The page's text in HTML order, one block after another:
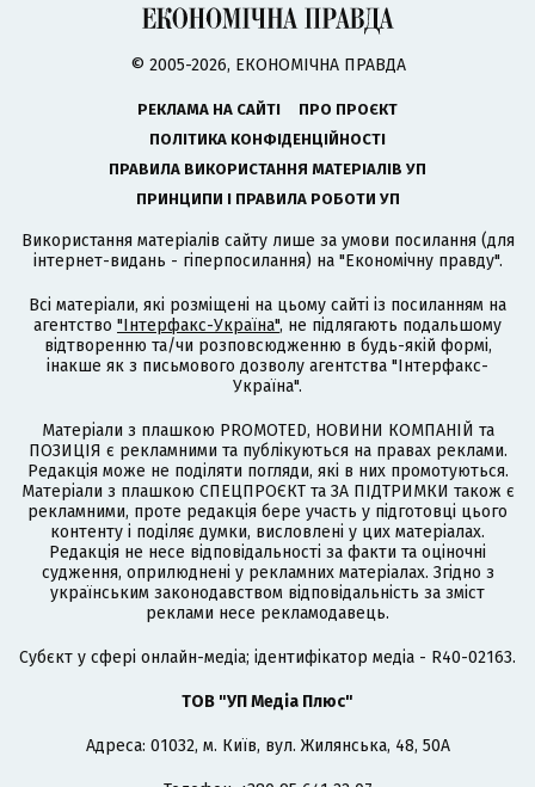
© 2005-2026, ЕКОНОМІЧНА ПРАВДА
РЕКЛАМА НА САЙТІ
ПРО ПРОЄКТ
ПОЛІТИКА КОНФІДЕНЦІЙНОСТІ
ПРАВИЛА ВИКОРИСТАННЯ МАТЕРІАЛІВ УП
ПРИНЦИПИ І ПРАВИЛА РОБОТИ УП
Використання матеріалів сайту лише за умови посилання (для
інтернет-видань - гіперпосилання) на "Економічну правду".
Всі матеріали, які розміщені на цьому сайті із посиланням на
агентство "Інтерфакс-Україна", не підлягають подальшому
відтворенню та/чи розповсюдженню в будь-якій формі,
інакше як з письмового дозволу агентства "Інтерфакс-
Україна".
Матеріали з плашкою PROMOTED, НОВИНИ КОМПАНІЙ та
ПОЗИЦІЯ є рекламними та публікуються на правах реклами.
Редакція може не поділяти погляди, які в них промотуються.
Матеріали з плашкою СПЕЦПРОЄКТ та ЗА ПІДТРИМКИ також є
рекламними, проте редакція бере участь у підготовці цього
контенту і поділяє думки, висловлені у цих матеріалах.
Редакція не несе відповідальності за факти та оціночні
судження, оприлюднені у рекламних матеріалах. Згідно з
українським законодавством відповідальність за зміст
реклами несе рекламодавець.
Cубєкт у сфері онлайн-медіа; ідентифікатор медіа - R40-02163.
ТОВ "УП Медіа Плюс"
Адреса: 01032, м. Київ, вул. Жилянська, 48, 50А